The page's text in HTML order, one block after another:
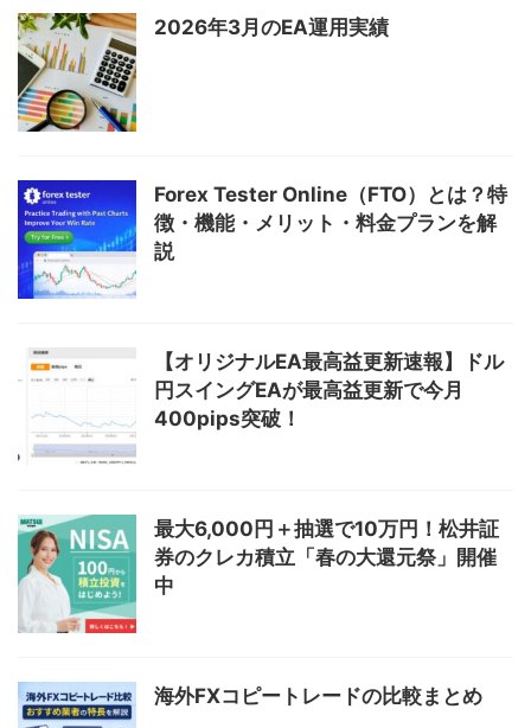
2026年3月のEA運用実績
Forex Tester Online（FTO）とは？特
徴・機能・メリット・料金プランを解
説
【オリジナルEA最高益更新速報】ドル
円スイングEAが最高益更新で今月
400pips突破！
最大6,000円＋抽選で10万円！松井証
券のクレカ積立「春の大還元祭」開催
中
海外FXコピートレードの比較まとめ